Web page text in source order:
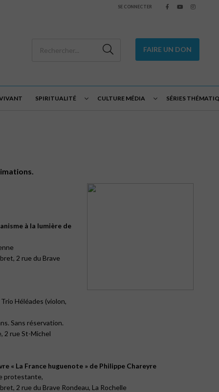
SE CONNECTER
FAIRE UN DON
VIVANT SPIRITUALITÉ CULTURE MÉDIA SÉRIES
à la lumière de
2 rue du Brave
Trio Héléades (violon,
Sans réservation.
2 rue St-Michel
« La France huguenote » de Philippe Chareyre
protestante,
2 rue du Brave Rondeau, La Rochelle